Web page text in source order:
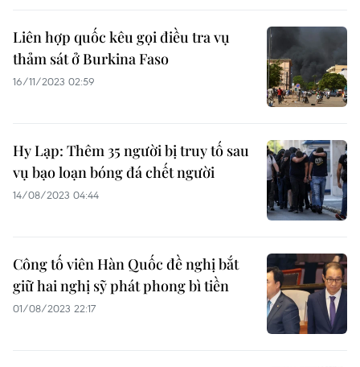
Liên hợp quốc kêu gọi điều tra vụ
thảm sát ở Burkina Faso
16/11/2023 02:59
Hy Lạp: Thêm 35 người bị truy tố sau
vụ bạo loạn bóng đá chết người
14/08/2023 04:44
Công tố viên Hàn Quốc đề nghị bắt
giữ hai nghị sỹ phát phong bì tiền
01/08/2023 22:17